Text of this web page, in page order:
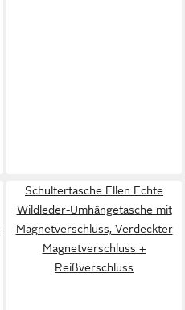
Schultertasche Ellen Echte
Wildleder-Umhängetasche mit
Magnetverschluss, Verdeckter
Magnetverschluss +
Reißverschluss